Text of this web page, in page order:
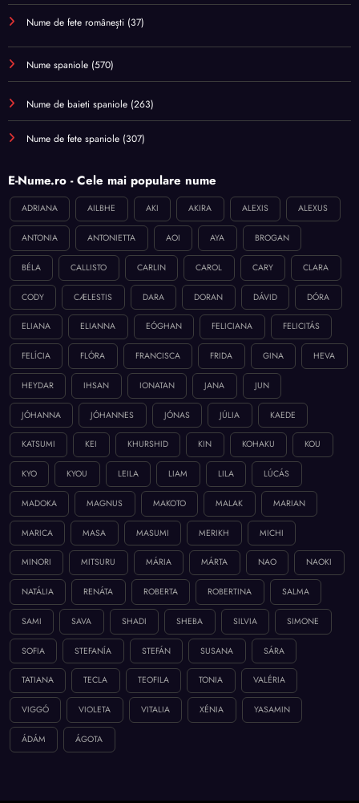
Nume de fete românești (37)
Nume spaniole (570)
Nume de baieti spaniole (263)
Nume de fete spaniole (307)
E-Nume.ro - Cele mai populare nume
ADRIANA AILBHE AKI AKIRA ALEXIS ALEXUS
ANTONIA ANTONIETTA AOI AYA BROGAN
BÉLA CALLISTO CARLIN CAROL CARY CLARA
CODY CÆLESTIS DARA DORAN DÁVID DÓRA
ELIANA ELIANNA EÓGHAN FELICIANA FELICITÁS
FELÍCIA FLÓRA FRANCISCA FRIDA GINA HEVA
HEYDAR IHSAN IONATAN JANA JUN
JÓHANNA JÓHANNES JÓNAS JÚLIA KAEDE
KATSUMI KEI KHURSHID KIN KOHAKU KOU
KYO KYOU LEILA LIAM LILA LÚCÁS
MADOKA MAGNUS MAKOTO MALAK MARIAN
MARICA MASA MASUMI MERIKH MICHI
MINORI MITSURU MÁRIA MÁRTA NAO NAOKI
NATÁLIA RENÁTA ROBERTA ROBERTINA SALMA
SAMI SAVA SHADI SHEBA SILVIA SIMONE
SOFIA STEFANÍA STEFÁN SUSANA SÁRA
TATIANA TECLA TEOFILA TONIA VALÉRIA
VIGGÓ VIOLETA VITALIA XÉNIA YASAMIN
ÁDÁM ÁGOTA